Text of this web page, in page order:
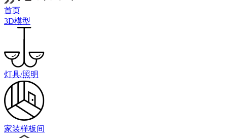
首页
3D模型
灯具/照明
家装样板间